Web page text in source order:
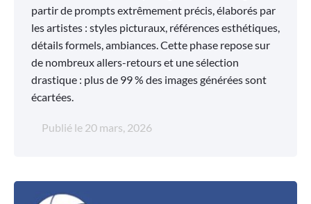
partir de prompts extrêmement précis, élaborés par
les artistes : styles picturaux, références esthétiques,
détails formels, ambiances. Cette phase repose sur
de nombreux allers-retours et une sélection
drastique : plus de 99 % des images générées sont
écartées.
Publié le 20 mars, 2026